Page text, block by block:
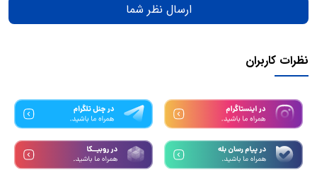
ارسال نظر شما
نظرات کاربران